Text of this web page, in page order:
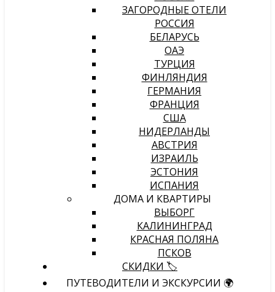
ЗАГОРОДНЫЕ ОТЕЛИ
РОССИЯ
БЕЛАРУСЬ
ОАЭ
ТУРЦИЯ
ФИНЛЯНДИЯ
ГЕРМАНИЯ
ФРАНЦИЯ
США
НИДЕРЛАНДЫ
АВСТРИЯ
ИЗРАИЛЬ
ЭСТОНИЯ
ИСПАНИЯ
ДОМА И КВАРТИРЫ
ВЫБОРГ
КАЛИНИНГРАД
КРАСНАЯ ПОЛЯНА
ПСКОВ
СКИДКИ 🏷️
ПУТЕВОДИТЕЛИ И ЭКСКУРСИИ 🌍